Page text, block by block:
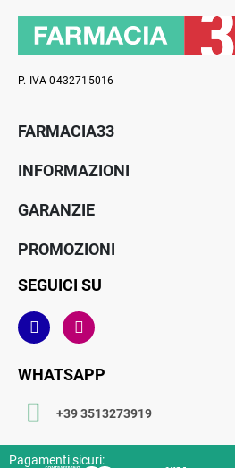
P. IVA 0432715016
FARMACIA33
INFORMAZIONI
GARANZIE
PROMOZIONI
SEGUICI SU
WHATSAPP
+39 3513273919
Pagamenti sicuri: